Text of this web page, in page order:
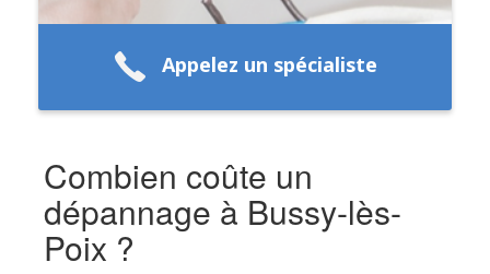
Appelez un spécialiste
Combien coûte un
dépannage à Bussy-lès-
Poix ?